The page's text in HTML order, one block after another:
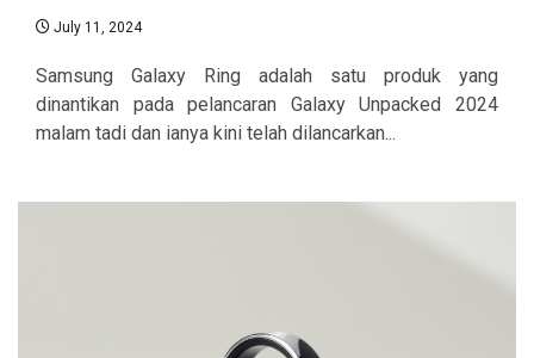
July 11, 2024
Samsung Galaxy Ring adalah satu produk yang
dinantikan pada pelancaran Galaxy Unpacked 2024
malam tadi dan ianya kini telah dilancarkan...